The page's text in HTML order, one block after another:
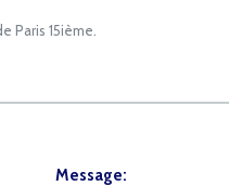
Paris 15ième.
Message: